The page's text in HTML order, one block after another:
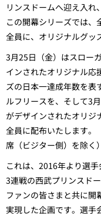
リンスドームへ迎え入れ
この開幕シリーズでは、
全員に、オリジナルグッ
3月25日（金）はスロー
インされたオリジナル応
ズの日本一達成年数を表
ルフリースを、そして3
がデザインされたオリジ
全員に配布いたします。
席（ビジター側）を除く）
これは、2016年より選
3連戦の西武プリンスド
ファンの皆さまと共に開
実現した企画です。選手